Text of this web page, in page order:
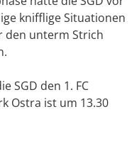
knifflige Situationen
den unterm Strich
SGD den 1. FC
Ostra ist um 13.30